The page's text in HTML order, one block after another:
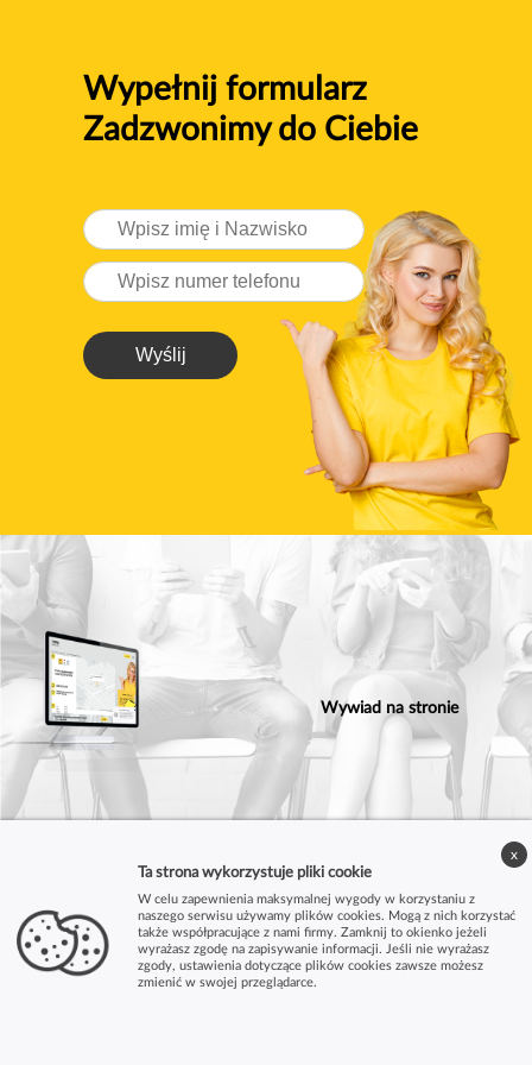
Wypełnij formularz
Zadzwonimy do Ciebie
Wyślij
Wywiad na stronie
Ta strona wykorzystuje pliki cookie
W celu zapewnienia maksymalnej wygody w korzystaniu z
naszego serwisu używamy plików cookies. Mogą z nich korzystać
także współpracujące z nami firmy. Zamknij to okienko jeżeli
wyrażasz zgodę na zapisywanie informacji. Jeśli nie wyrażasz
zgody, ustawienia dotyczące plików cookies zawsze możesz
zmienić w swojej przeglądarce.
x